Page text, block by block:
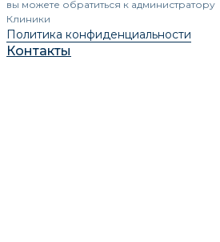
вы можете обратиться к администратору
Клиники
Политика конфиденциальности
Контакты